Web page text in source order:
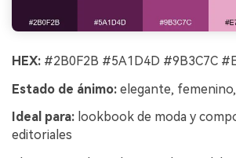
HEX: #2B0F2B #5A1D4D #9B3C7C
Estado de ánimo: elegante,
Ideal para: lookbook de moda y
editoriales